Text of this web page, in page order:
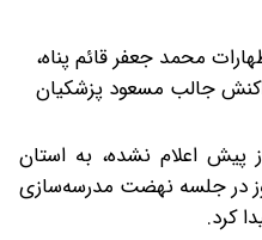
محمد جعفر قائم پناه،
جالب مسعود پزشکیان
اعلام نشده، به استان
در جلسه نهضت مدرسه‌سازی
کرد.